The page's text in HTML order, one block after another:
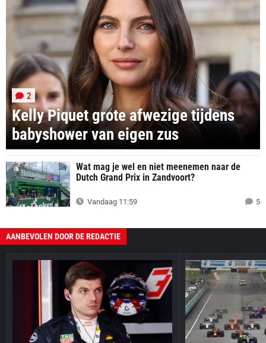
Kelly Piquet grote afwezige tijdens
babyshower van eigen zus
2
Wat mag je wel en niet meenemen naar de
Dutch Grand Prix in Zandvoort?
Vandaag 11:59 5
AANBEVOLEN DOOR DE REDACTIE